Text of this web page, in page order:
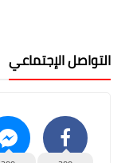
التواصل الإجتماعي